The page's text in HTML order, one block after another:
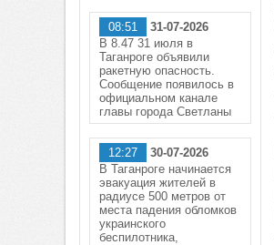
08:51
31-07-2026
В 8.47 31 июля в
Таганроге объявили
ракетную опасность.
Сообщение появилось в
официальном канале
главы города Светланы
12:27
30-07-2026
В Таганроге начинается
эвакуация жителей в
радиусе 500 метров от
места падения обломков
украинского
беспилотника,